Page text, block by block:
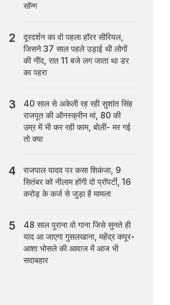
सॉन्ग
दूरदर्शन का वो पहला हॉरर सीरियल,
जिसने 37 साल पहले उड़ाई थी लोगों
की नींद, रात 11 बजे लग जाता था डर
का पहरा
40 साल से अकेली रह रही सुशांत सिंह
राजपूत की ऑनस्क्रीन मां, 80 की
उम्र में भी कर रही काम, बोलीं- मर गई
तो क्या
राजपाल यादव पर कसा शिकंजा, 9
सितंबर को नीलाम होंगी दो प्रॉपर्टी, 16
करोड़ के कर्ज से जुड़ा है मामला
48 साल पुराना वो गाना जिसे सुनते ही
याद आ जाएगा गुसलखाना, महेंद्र कपूर-
आशा भोसले की आवाज में आज भी
सदाबहार